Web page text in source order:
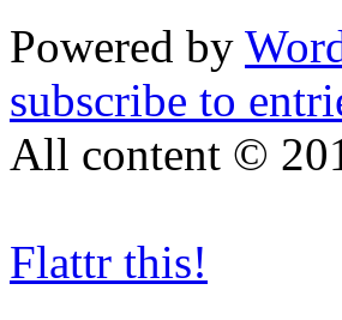
Powered by
subscribe to
All content ©
Flattr this!